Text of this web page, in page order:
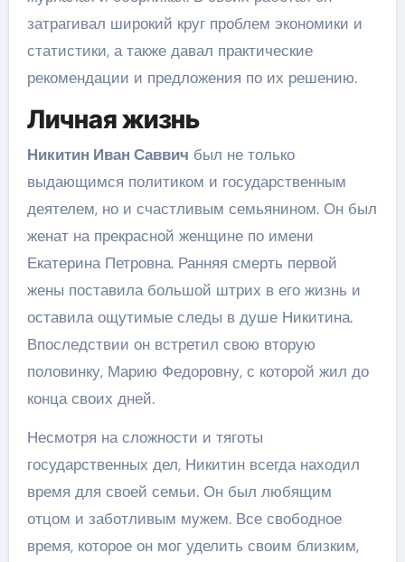
затрагивал широкий круг проблем экономики и
статистики, а также давал практические
рекомендации и предложения по их решению.
Личная жизнь
Никитин Иван Саввич был не только
выдающимся политиком и государственным
деятелем, но и счастливым семьянином. Он был
женат на прекрасной женщине по имени
Екатерина Петровна. Ранняя смерть первой
жены поставила большой штрих в его жизнь и
оставила ощутимые следы в душе Никитина.
Впоследствии он встретил свою вторую
половинку, Марию Федоровну, с которой жил до
конца своих дней.
Несмотря на сложности и тяготы
государственных дел, Никитин всегда находил
время для своей семьи. Он был любящим
отцом и заботливым мужем. Все свободное
время, которое он мог уделить своим близким,